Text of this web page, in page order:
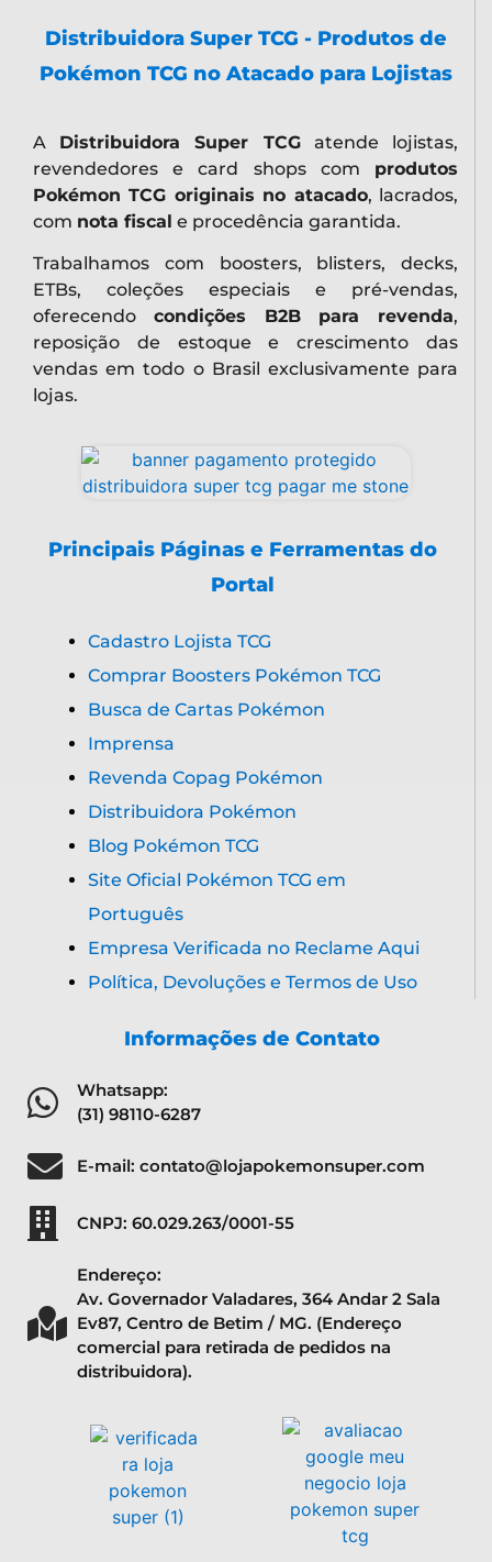
Distribuidora Super TCG - Produtos de
Pokémon TCG no Atacado para Lojistas
A Distribuidora Super TCGatende lojistas,
revendedores e card shops com produtos
Pokémon TCG originais no atacado, lacrados,
com nota fiscal e procedência garantida.
Trabalhamos com boosters, blisters, decks,
ETBs, coleções especiais e pré-vendas,
oferecendo condições B2B para revenda,
reposição de estoque e crescimento das
vendas em todo o Brasil exclusivamente para
lojas.
Principais Páginas e Ferramentas do
Portal
Cadastro Lojista TCG
Comprar Boosters Pokémon TCG
Busca de Cartas Pokémon
Imprensa
Revenda Copag Pokémon
Distribuidora Pokémon
Blog Pokémon TCG
Site Oficial Pokémon TCG em
Português
Empresa Verificada no Reclame Aqui
Política, Devoluções e Termos de Uso
Informações de Contato
Whatsapp:
(31) 98110-6287
E-mail: contato@lojapokemonsuper.com
CNPJ: 60.029.263/0001-55
Endereço:
Av. Governador Valadares, 364 Andar 2 Sala
Ev87, Centro de Betim / MG. (Endereço
comercial para retirada de pedidos na
distribuidora).